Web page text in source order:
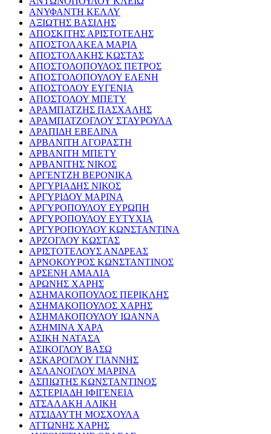
ΑΝΥΦΑΝΤΗ ΚΕΛΛΥ
ΑΞΙΩΤΗΣ ΒΑΣΙΛΗΣ
ΑΠΟΣΚΙΤΗΣ ΑΡΙΣΤΟΤΕΛΗΣ
ΑΠΟΣΤΟΛΑΚΕΑ ΜΑΡΙΑ
ΑΠΟΣΤΟΛΑΚΗΣ ΚΩΣΤΑΣ
ΑΠΟΣΤΟΛΟΠΟΥΛΟΣ ΠΕΤΡΟΣ
ΑΠΟΣΤΟΛΟΠΟΥΛΟΥ ΕΛΕΝΗ
ΑΠΟΣΤΟΛΟΥ ΕΥΓΕΝΙΑ
ΑΠΟΣΤΟΛΟΥ ΜΠΕΤΥ
ΑΡΑΜΠΑΤΖΗΣ ΠΑΣΧΑΛΗΣ
ΑΡΑΜΠΑΤΖΟΓΛΟΥ ΣΤΑΥΡΟΥΛΑ
ΑΡΑΠΙΔΗ ΕΒΕΛΙΝΑ
ΑΡΒΑΝΙΤΗ ΑΓΟΡΑΣΤΗ
ΑΡΒΑΝΙΤΗ ΜΠΕΤΥ
ΑΡΒΑΝΙΤΗΣ ΝΙΚΟΣ
ΑΡΓΕΝΤΖΗ ΒΕΡΟΝΙΚΑ
ΑΡΓΥΡΙΑΔΗΣ ΝΙΚΟΣ
ΑΡΓΥΡΙΔΟΥ ΜΑΡΙΝΑ
ΑΡΓΥΡΟΠΟΥΛΟΥ ΕΥΡΩΠΗ
ΑΡΓΥΡΟΠΟΥΛΟΥ ΕΥΤΥΧΙΑ
ΑΡΓΥΡΟΠΟΥΛΟΥ ΚΩΝΣΤΑΝΤΙΝΑ
ΑΡΖΟΓΛΟΥ ΚΩΣΤΑΣ
ΑΡΙΣΤΟΤΕΛΟΥΣ ΑΝΔΡΕΑΣ
ΑΡΝΟΚΟΥΡΟΣ ΚΩΝΣΤΑΝΤΙΝΟΣ
ΑΡΣΕΝΗ ΑΜΑΛΙΑ
ΑΡΩΝΗΣ ΧΑΡΗΣ
ΑΣΗΜΑΚΟΠΟΥΛΟΣ ΠΕΡΙΚΛΗΣ
ΑΣΗΜΑΚΟΠΟΥΛΟΣ ΧΑΡΗΣ
ΑΣΗΜΑΚΟΠΟΥΛΟΥ ΙΩΑΝΝΑ
ΑΣΗΜΙΝΑ ΧΑΡΑ
ΑΣΙΚΗ ΝΑΤΑΣΑ
ΑΣΙΚΟΓΛΟΥ ΒΑΣΩ
ΑΣΚΑΡΟΓΛΟΥ ΓΙΑΝΝΗΣ
ΑΣΛΑΝΟΓΛΟΥ ΜΑΡΙΝΑ
ΑΣΠΙΩΤΗΣ ΚΩΝΣΤΑΝΤΙΝΟΣ
ΑΣΤΕΡΙΑΔΗ ΙΦΙΓΕΝΕΙΑ
ΑΤΣΑΛΑΚΗ ΑΛΙΚΗ
ΑΤΣΙΔΑΥΤΗ ΜΟΣΧΟΥΛΑ
ΑΤΤΩΝΗΣ ΧΑΡΗΣ